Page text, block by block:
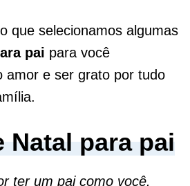
que selecionamos algumas
pai para você
amor e ser grato por tudo
Natal para pai
ter um pai como você.